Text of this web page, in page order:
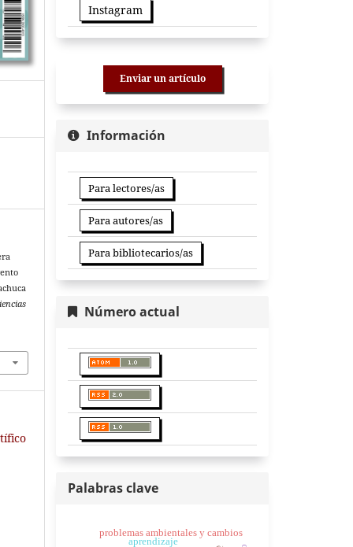
Instagram
Enviar un artículo
Información
Para lectores/as
Para autores/as
Para bibliotecarios/as
Número actual
Palabras clave
aprendizaje
problemas ambientales y cambios